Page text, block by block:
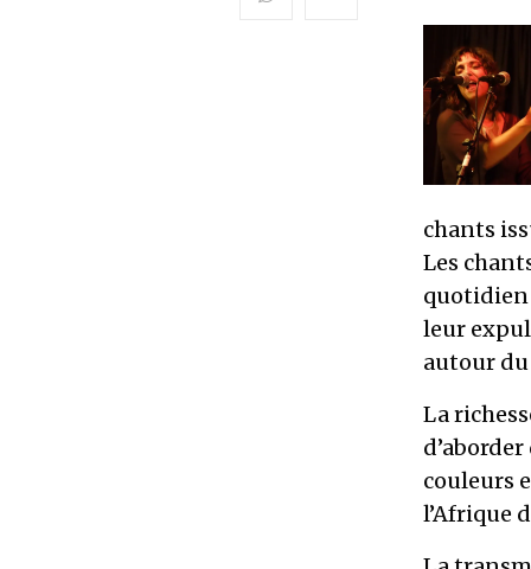
chants
Les
quotidien
leur
autour
La
couleurs
l’Afrique